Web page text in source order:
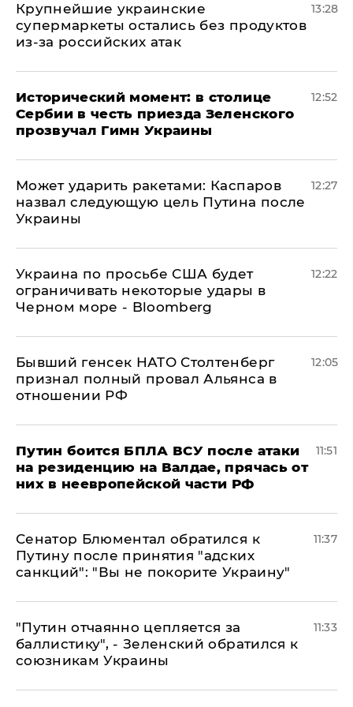
Крупнейшие украинские
супермаркеты остались без продуктов
из-за российских атак
13:28
Исторический момент: в столице
Сербии в честь приезда Зеленского
прозвучал Гимн Украины
12:52
Может ударить ракетами: Каспаров
назвал следующую цель Путина после
Украины
12:27
Украина по просьбе США будет
ограничивать некоторые удары в
Черном море - Bloomberg
12:22
Бывший генсек НАТО Столтенберг
признал полный провал Альянса в
отношении РФ
12:05
Путин боится БПЛА ВСУ после атаки
на резиденцию на Валдае, прячась от
них в неевропейской части РФ
11:51
Сенатор Блюментал обратился к
Путину после принятия "адских
санкций": "Вы не покорите Украину"
11:37
"Путин отчаянно цепляется за
баллистику", - Зеленский обратился к
союзникам Украины
11:33